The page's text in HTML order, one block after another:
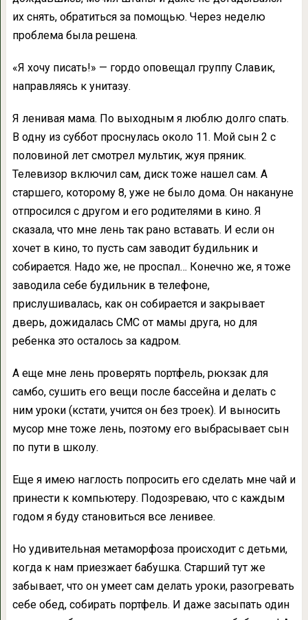
их снять, обратиться за помощью. Через неделю
проблема была решена.
«Я хочу писать!» — гордо оповещал группу Славик,
направляясь к унитазу.
Я ленивая мама. По выходным я люблю долго спать.
В одну из суббот проснулась около 11. Мой сын 2 с
половиной лет смотрел мультик, жуя пряник.
Телевизор включил сам, диск тоже нашел сам. А
старшего, которому 8, уже не было дома. Он накануне
отпросился с другом и его родителями в кино. Я
сказала, что мне лень так рано вставать. И если он
хочет в кино, то пусть сам заводит будильник и
собирается. Надо же, не проспал… Конечно же, я тоже
заводила себе будильник в телефоне,
прислушивалась, как он собирается и закрывает
дверь, дожидалась СМС от мамы друга, но для
ребенка это осталось за кадром.
А еще мне лень проверять портфель, рюкзак для
самбо, сушить его вещи после бассейна и делать с
ним уроки (кстати, учится он без троек). И выносить
мусор мне тоже лень, поэтому его выбрасывает сын
по пути в школу.
Еще я имею наглость попросить его сделать мне чай и
принести к компьютеру. Подозреваю, что с каждым
годом я буду становиться все ленивее.
Но удивительная метаморфоза происходит с детьми,
когда к нам приезжает бабушка. Старший тут же
забывает, что он умеет сам делать уроки, разогревать
себе обед, собирать портфель. И даже засыпать один